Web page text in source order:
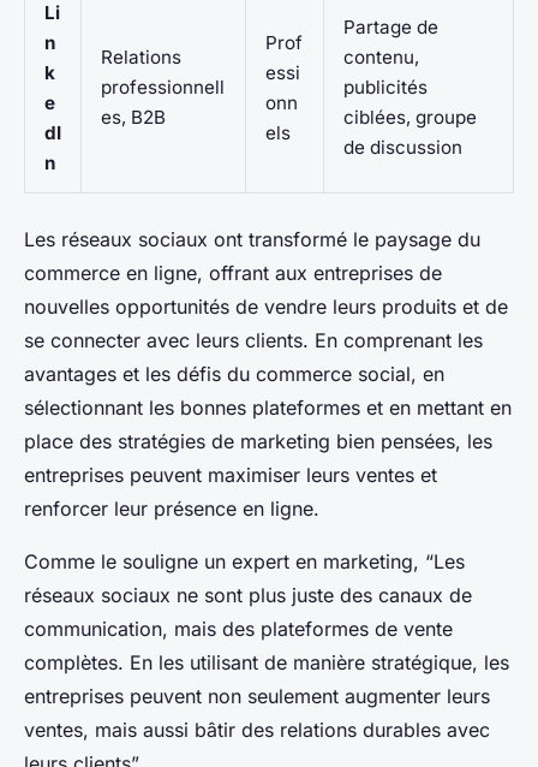
Li
n
k
e
dI
n
Relations
professionnell
es, B2B
Prof
essi
onn
els
Partage de
contenu,
publicités
ciblées, groupe
de discussion
Les réseaux sociaux ont transformé le paysage du
commerce en ligne, offrant aux entreprises de
nouvelles opportunités de vendre leurs produits et de
se connecter avec leurs clients. En comprenant les
avantages et les défis du commerce social, en
sélectionnant les bonnes plateformes et en mettant en
place des stratégies de marketing bien pensées, les
entreprises peuvent maximiser leurs ventes et
renforcer leur présence en ligne.
Comme le souligne un expert en marketing, “Les
réseaux sociaux ne sont plus juste des canaux de
communication, mais des plateformes de vente
complètes. En les utilisant de manière stratégique, les
entreprises peuvent non seulement augmenter leurs
ventes, mais aussi bâtir des relations durables avec